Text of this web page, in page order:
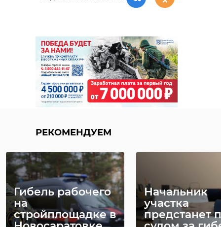
РЕКОМЕНДУЕМ
Гибель рабочего
на
стройплощадке в
Начальник
участка
предстанет